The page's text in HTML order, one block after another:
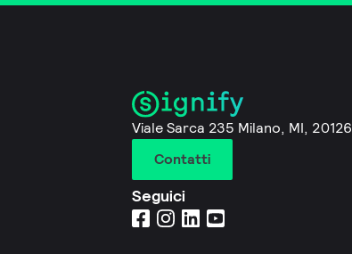
Viale Sarca 235 Milano, MI, 20126
Contatti
Seguici